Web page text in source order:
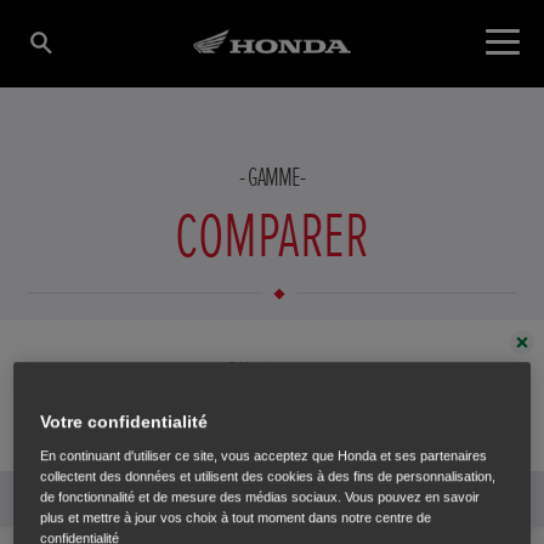
GAMME
COMPARER
AJOUTER UN PRODUIT
Sélectionner
Ajouter
Votre confidentialité
En continuant d'utiliser ce site, vous acceptez que Honda et ses partenaires
collectent des données et utilisent des cookies à des fins de personnalisation,
de fonctionnalité et de mesure des médias sociaux. Vous pouvez en savoir
plus et mettre à jour vos choix à tout moment dans notre centre de
confidentialité